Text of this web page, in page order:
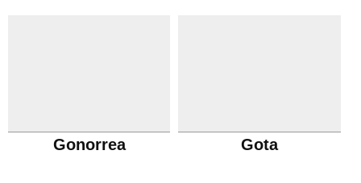
Gonorrea Gota